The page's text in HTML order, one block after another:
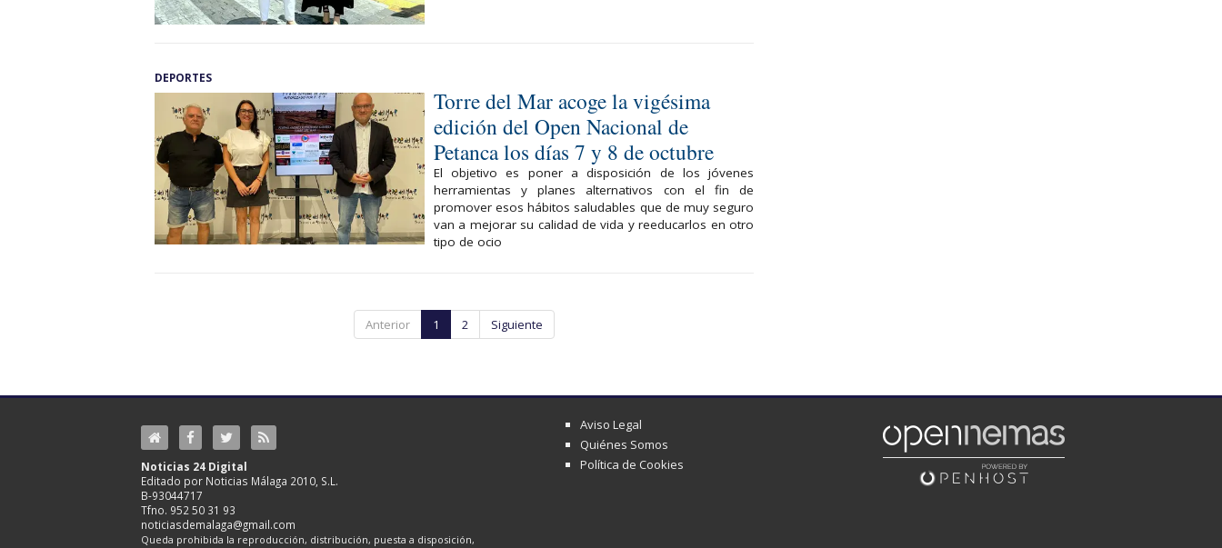
DEPORTES
Torre del Mar acoge la vigésima
edición del Open Nacional de
Petanca los días 7 y 8 de octubre
El objetivo es poner a disposición de los jóvenes
herramientas y planes alternativos con el fin de
promover esos hábitos saludables que de muy seguro
van a mejorar su calidad de vida y reeducarlos en otro
tipo de ocio
Anterior 1 2 Siguiente
Noticias 24 Digital
Editado por Noticias Málaga 2010, S.L.
B-93044717
Tfno. 952 50 31 93
noticiasdemalaga@gmail.com
Queda prohibida la reproducción, distribución, puesta a disposición,
Aviso Legal
Quiénes Somos
Política de Cookies